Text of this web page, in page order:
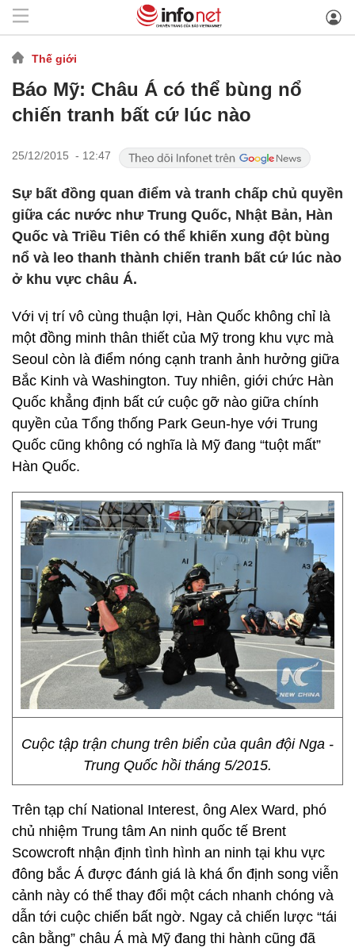
Thế giới
Báo Mỹ: Châu Á có thể bùng nổ
chiến tranh bất cứ lúc nào
25/12/2015 - 12:47
Sự bất đồng quan điểm và tranh chấp chủ quyền
giữa các nước như Trung Quốc, Nhật Bản, Hàn
Quốc và Triều Tiên có thể khiến xung đột bùng
nổ và leo thanh thành chiến tranh bất cứ lúc nào
ở khu vực châu Á.
Với vị trí vô cùng thuận lợi, Hàn Quốc không chỉ là
một đồng minh thân thiết của Mỹ trong khu vực mà
Seoul còn là điểm nóng cạnh tranh ảnh hưởng giữa
Bắc Kinh và Washington. Tuy nhiên, giới chức Hàn
Quốc khẳng định bất cứ cuộc gỡ nào giữa chính
quyền của Tổng thống Park Geun-hye với Trung
Quốc cũng không có nghĩa là Mỹ đang “tuột mất”
Hàn Quốc.
Cuộc tập trận chung trên biển của quân đội Nga -
Trung Quốc hồi tháng 5/2015.
Trên tạp chí National Interest, ông Alex Ward, phó
chủ nhiệm Trung tâm An ninh quốc tế Brent
Scowcroft nhận định tình hình an ninh tại khu vực
đông bắc Á được đánh giá là khá ổn định song viễn
cảnh này có thể thay đổi một cách nhanh chóng và
dẫn tới cuộc chiến bất ngờ. Ngay cả chiến lược “tái
cân bằng” châu Á mà Mỹ đang thi hành cũng đã